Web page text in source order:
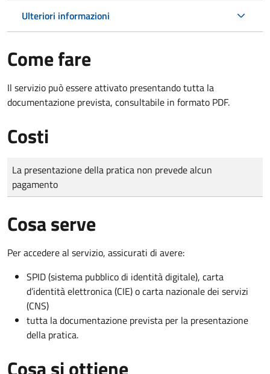
Ulteriori informazioni
Come fare
Il servizio può essere attivato presentando tutta la
documentazione prevista, consultabile in formato PDF.
Costi
Tipo di pagamento
Importo
La presentazione della pratica non prevede alcun
pagamento
Cosa serve
Per accedere al servizio, assicurati di avere:
SPID (sistema pubblico di identità digitale), carta
d’identità elettronica (CIE) o carta nazionale dei servizi
(CNS)
tutta la documentazione prevista per la presentazione
della pratica.